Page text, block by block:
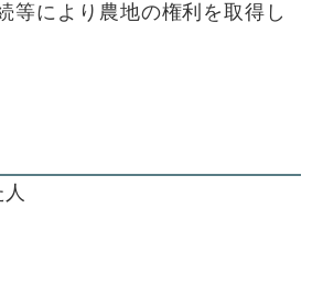
等により農地の権利を取得し